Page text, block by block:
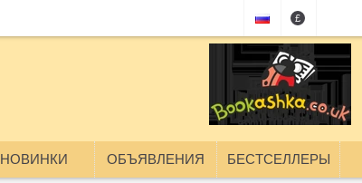
£
НОВИНКИ ОБЪЯВЛЕНИЯ БЕСТСЕЛЛЕРЫ